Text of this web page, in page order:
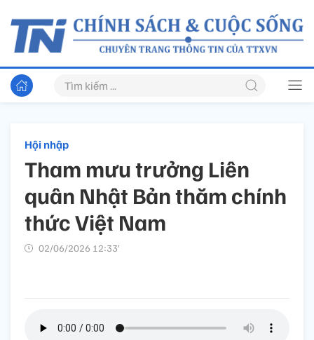
Hội nhập
Tham mưu trưởng Liên
quân Nhật Bản thăm chính
thức Việt Nam
02/06/2026 12:33’